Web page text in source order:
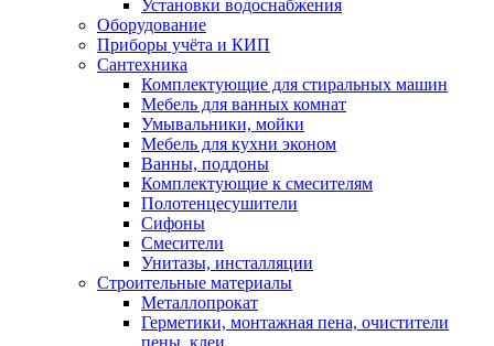
Установки водоснабжения
Оборудование
Приборы учёта и КИП
Сантехника
Комплектующие для стиральных машин
Мебель для ванных комнат
Умывальники, мойки
Мебель для кухни эконом
Ванны, поддоны
Комплектующие к смесителям
Полотенцесушители
Сифоны
Смесители
Унитазы, инсталляции
Строительные материалы
Металлопрокат
Герметики, монтажная пена, очистители
пены, клеи